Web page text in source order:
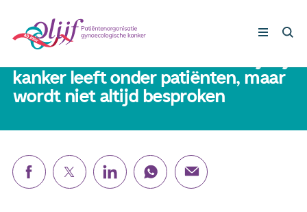
Gynaecologische kankers
Lotgenoten
Leven met/na kanker
3 oktober 2024
kanker leeft onder patiënten, maar
wordt niet altijd besproken